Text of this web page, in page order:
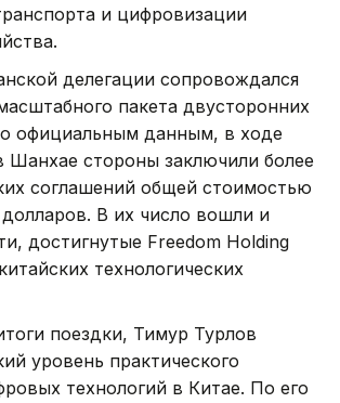
и цифровизации
делегации сопровождался
пакета двусторонних
официальным данным, в ходе
Шанхае стороны заключили более
соглашений общей стоимостью
В их число вошли и
достигнутые Freedom Holding
технологических
поездки, Тимур Турлов
уровень практического
технологий в Китае. По его